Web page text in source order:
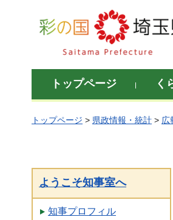
彩の国 埼玉県
トップページ く
トップページ > 県政情報・統計 > 広
ようこそ知事室へ
知事プロフィル